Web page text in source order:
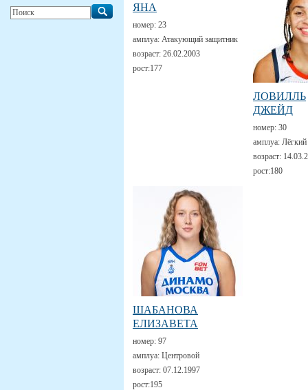
ЯНА
номер: 23
амплуа: Атакующий защитник
возраст: 26.02.2003
рост:177
ЛОВИЛЛЬ
ДЖЕЙД
номер: 30
амплуа:
возраст:
рост:180
ШАБАНОВА
ЕЛИЗАВЕТА
номер: 97
амплуа: Центровой
возраст: 07.12.1997
рост:195